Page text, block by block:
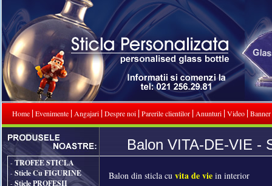
Home|Evenimente| Angajari|Despre noi|Parerile clientilor| Anunturi|Video|
-TROFEE STICLA
-Sticle Cu FIGURINE
-Sticle PROFESII
Balon VITA-DE-VIE -
Balon din sticla cu vita de vie in interior